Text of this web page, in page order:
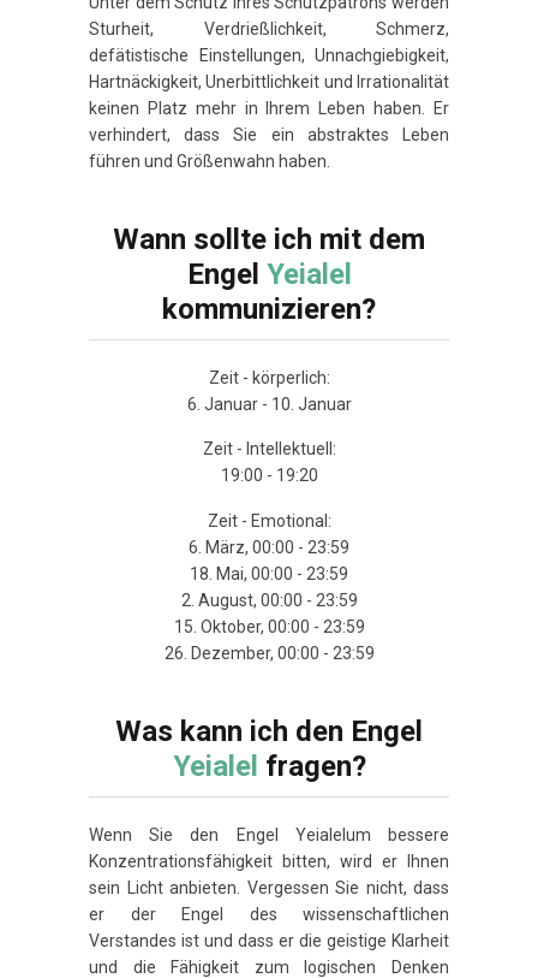
Sturheit, Verdrießlichkeit, Schmerz,
defätistische Einstellungen, Unnachgiebigkeit,
Hartnäckigkeit, Unerbittlichkeit und Irrationalität
keinen Platz mehr in Ihrem Leben haben. Er
verhindert, dass Sie ein abstraktes Leben
führen und Größenwahn haben.
Wann sollte ich mit dem
Engel Yeialel
kommunizieren?
Zeit - körperlich:
6. Januar - 10. Januar
Zeit - Intellektuell:
19:00 - 19:20
Zeit - Emotional:
6. März, 00:00 - 23:59
18. Mai, 00:00 - 23:59
2. August, 00:00 - 23:59
15. Oktober, 00:00 - 23:59
26. Dezember, 00:00 - 23:59
Was kann ich den Engel
Yeialel fragen?
Wenn Sie den Engel Yeialelum bessere
Konzentrationsfähigkeit bitten, wird er Ihnen
sein Licht anbieten. Vergessen Sie nicht, dass
er der Engel des wissenschaftlichen
Verstandes ist und dass er die geistige Klarheit
und die Fähigkeit zum logischen Denken